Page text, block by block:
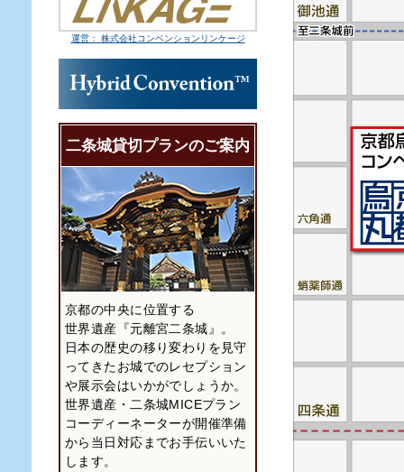
運営： 株式会社コンベンションリンケージ
二条城貸切プランのご案内
京都の中央に位置する
世界遺産『元離宮二条城』。
日本の歴史の移り変わりを見守
ってきたお城でのレセプション
や展示会はいかがでしょうか。
世界遺産・二条城MICEプラン
コーディーネーターが開催準備
から当日対応までお手伝いいた
します。